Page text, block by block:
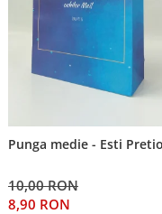
Punga medie - Esti
10,00 RON
8,90 RON